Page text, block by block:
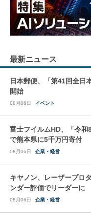
最新ニュース
日本郵便、「第41回全日
開始
08月06日 イベント
富士フイルムHD、「令
で熊本県に5千万円寄付
08月06日 企業・経営
キヤノン、レーザープロ
ンダー評価でリーダーに
08月06日 企業・経営